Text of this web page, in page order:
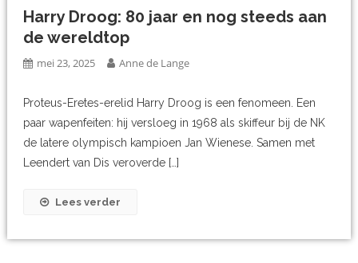
Harry Droog: 80 jaar en nog steeds aan
de wereldtop
mei 23, 2025 Anne de Lange
Proteus-Eretes-erelid Harry Droog is een fenomeen. Een
paar wapenfeiten: hij versloeg in 1968 als skiffeur bij de NK
de latere olympisch kampioen Jan Wienese. Samen met
Leendert van Dis veroverde […]
Lees verder